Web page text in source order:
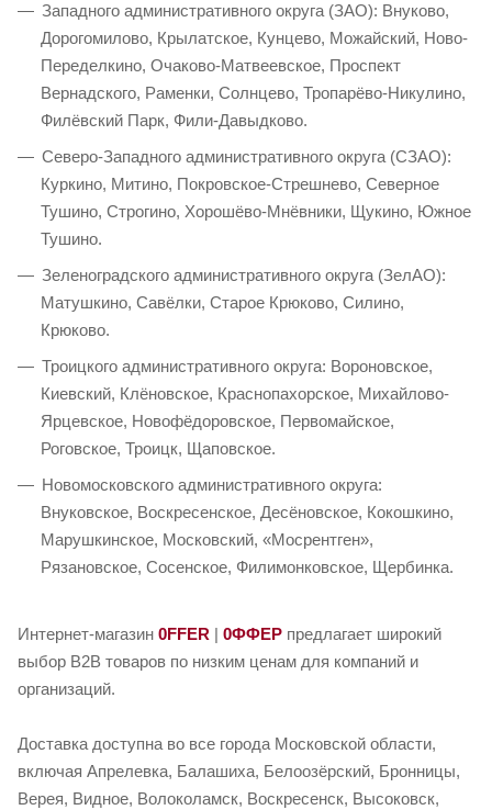
Западного административного округа (ЗАО): Внуково,
Дорогомилово, Крылатское, Кунцево, Можайский, Ново-
Переделкино, Очаково-Матвеевское, Проспект
Вернадского, Раменки, Солнцево, Тропарёво-Никулино,
Филёвский Парк, Фили-Давыдково.
Северо-Западного административного округа (СЗАО):
Куркино, Митино, Покровское-Стрешнево, Северное
Тушино, Строгино, Хорошёво-Мнёвники, Щукино, Южное
Тушино.
Зеленоградского административного округа (ЗелАО):
Матушкино, Савёлки, Старое Крюково, Силино,
Крюково.
Троицкого административного округа: Вороновское,
Киевский, Клёновское, Краснопахорское, Михайлово-
Ярцевское, Новофёдоровское, Первомайское,
Роговское, Троицк, Щаповское.
Новомосковского административного округа:
Внуковское, Воскресенское, Десёновское, Кокошкино,
Марушкинское, Московский, «Мосрентген»,
Рязановское, Сосенское, Филимонковское, Щербинка.
Интернет-магазин 0FFER | 0ФФЕР предлагает широкий
выбор B2B товаров по низким ценам для компаний и
организаций.
Доставка доступна во все города Московской области,
включая Апрелевка, Балашиха, Белоозёрский, Бронницы,
Верея, Видное, Волоколамск, Воскресенск, Высоковск,